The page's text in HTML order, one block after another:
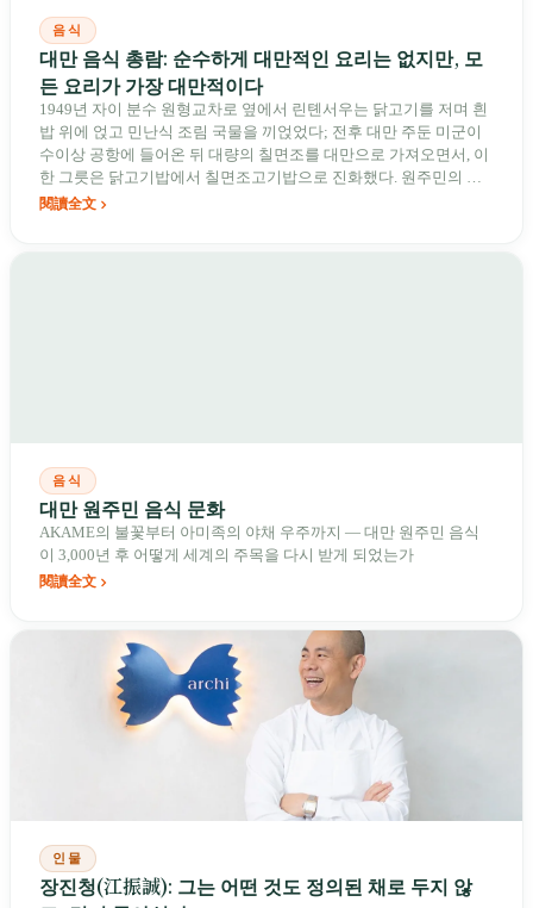
음식
대만 음식 총람: 순수하게 대만적인 요리는 없지만, 모
든 요리가 가장 대만적이다
1949년 자이 분수 원형교차로 옆에서 린톈서우는 닭고기를 저며 흰
밥 위에 얹고 민난식 조림 국물을 끼얹었다; 전후 대만 주둔 미군이
수이상 공항에 들어온 뒤 대량의 칠면조를 대만으로 가져오면서, 이
한 그릇은 닭고기밥에서 칠면조고기밥으로 진화했다. 원주민의 석
판구이 산돼지, 객가식 생강채 돼지곱창볶음, 군인촌의 쓰촨풍 소고
閱讀全文
음식
대만 원주민 음식 문화
AKAME의 불꽃부터 아미족의 야채 우주까지 — 대만 원주민 음식
이 3,000년 후 어떻게 세계의 주목을 다시 받게 되었는가
閱讀全文
인물
장진청(江振誠): 그는 어떤 것도 정의된 채로 두지 않